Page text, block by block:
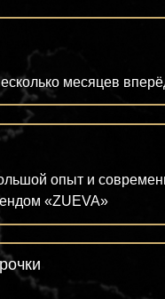
опыт и
«ZUEVA»
месяцев